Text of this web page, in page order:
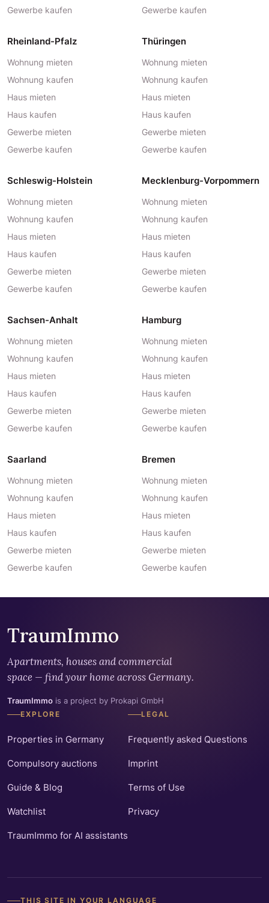
Gewerbe kaufen
Gewerbe kaufen
Rheinland-Pfalz
Wohnung mieten
Wohnung kaufen
Haus mieten
Haus kaufen
Gewerbe mieten
Gewerbe kaufen
Thüringen
Wohnung mieten
Wohnung kaufen
Haus mieten
Haus kaufen
Gewerbe mieten
Gewerbe kaufen
Schleswig-Holstein
Wohnung mieten
Wohnung kaufen
Haus mieten
Haus kaufen
Gewerbe mieten
Gewerbe kaufen
Mecklenburg-Vorpommern
Wohnung mieten
Wohnung kaufen
Haus mieten
Haus kaufen
Gewerbe mieten
Gewerbe kaufen
Sachsen-Anhalt
Wohnung mieten
Wohnung kaufen
Haus mieten
Haus kaufen
Gewerbe mieten
Gewerbe kaufen
Hamburg
Wohnung mieten
Wohnung kaufen
Haus mieten
Haus kaufen
Gewerbe mieten
Gewerbe kaufen
Saarland
Wohnung mieten
Wohnung kaufen
Haus mieten
Haus kaufen
Gewerbe mieten
Gewerbe kaufen
Bremen
Wohnung mieten
Wohnung kaufen
Haus mieten
Haus kaufen
Gewerbe mieten
Gewerbe kaufen
TraumImmo
Apartments, houses and commercial
space — find your home across Germany.
TraumImmo is a project by Prokapi GmbH
EXPLORE
Properties in Germany
Compulsory auctions
Guide & Blog
Watchlist
TraumImmo for AI assistants
LEGAL
Frequently asked Questions
Imprint
Terms of Use
Privacy
THIS SITE IN YOUR LANGUAGE